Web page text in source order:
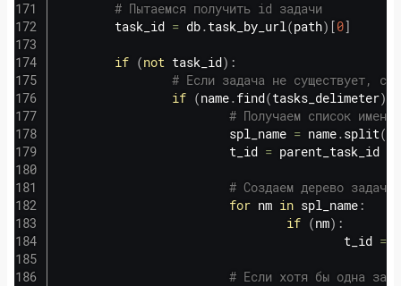
# Пытаемся получить id задачи
        task_id
= db.task_by_url(path) [0]
if (not task_id) :
# Если задача не существует,
if (name.find(tasks_delimeter)
# Получаем список имен
                        spl_name
= name.split(
                        t_id
= parent_task_id
# Создаем дерево задач
for nm in spl_name :
if (nm) :
                                        t_id
=
# Если хотя бы одна